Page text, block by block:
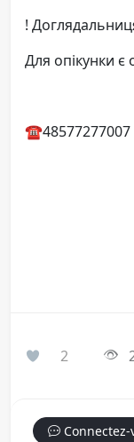
!
Для опікунки є
☎️48577277007
2
Connectez-